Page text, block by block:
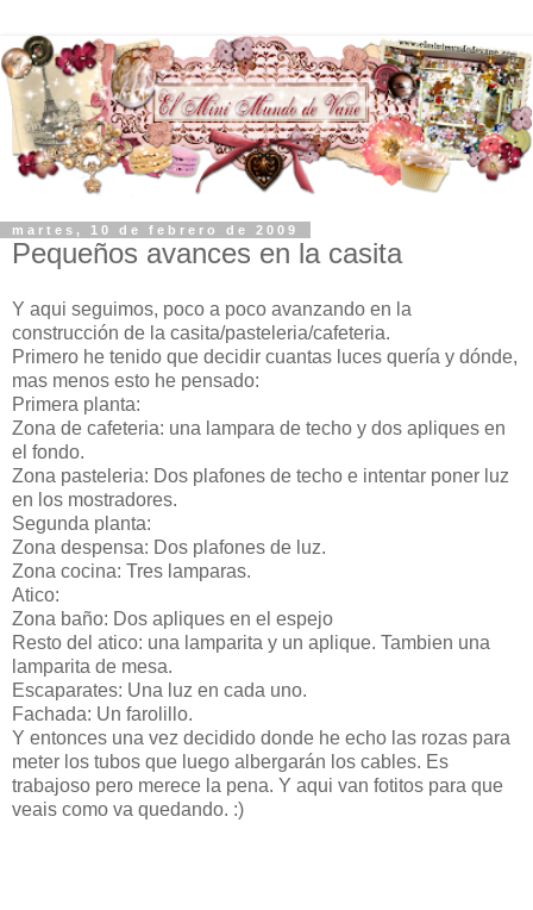
martes, 10 de febrero de 2009
Pequeños avances en la casita
Y aqui seguimos, poco a poco avanzando en la
construcción de la casita/pasteleria/cafeteria.
Primero he tenido que decidir cuantas luces quería y dónde,
mas menos esto he pensado:
Primera planta:
Zona de cafeteria: una lampara de techo y dos apliques en
el fondo.
Zona pasteleria: Dos plafones de techo e intentar poner luz
en los mostradores.
Segunda planta:
Zona despensa: Dos plafones de luz.
Zona cocina: Tres lamparas.
Atico:
Zona baño: Dos apliques en el espejo
Resto del atico: una lamparita y un aplique. Tambien una
lamparita de mesa.
Escaparates: Una luz en cada uno.
Fachada: Un farolillo.
Y entonces una vez decidido donde he echo las rozas para
meter los tubos que luego albergarán los cables. Es
trabajoso pero merece la pena. Y aqui van fotitos para que
veais como va quedando. :)